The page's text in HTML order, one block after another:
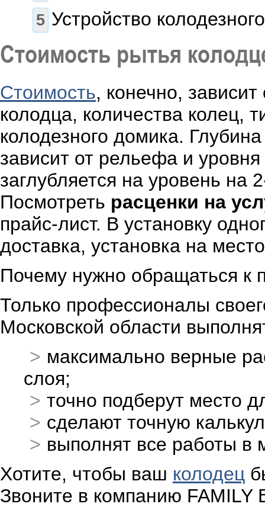
Устройство
Стоимость рытья
Стоимость, конечно,
колодца, количества колец,
колодезного домика.
зависит от рельефа и
заглубляется на уровень на
Посмотреть расценки на
прайс-лист. В установку
доставка, установка на
Почему нужно обращаться к
Только профессионалы
Московской области
максимально верные
слоя;
точно подберут место
сделают точную
выполнят все работы в
Хотите, чтобы ваш колодец
Звоните в компанию